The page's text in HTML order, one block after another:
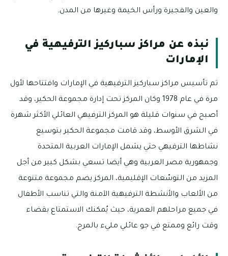
والعين والفجيرة ورأس الخيمة وغيرها من المدن.
نبذه عن مراكز سباركيز الترفيهية في
الإمارات
تم تأسيس مراكز سباركيز الترفيهية في الإمارات وافتتاحها لأول
مرة في عام 1978 وكان المركز تحت إدارة مجموعة الحكير، وقد
أصبح في سنوات قليلة هو المركز الترفيهي العائلي الأكثر شهرة
في الشرق الأوسط، وقد قامت مجموعة الحكير بتوسيع
نشاطها الترفيهي حتي يشمل الإمارات العربية المتحدة
وجمهورية مصر العربية وهي أيضا تسعي بشكل كبير من أجل
المزيد من التوسّعات الإقليمية، المركز يضم مجموعة متنوعة
من الألعاب والأنشطة الترفيهية الآمنة والتي تناسب الأطفال
في جميع مراحلهم العمرية، حيث يُمكنك الاستمتاع بقضاء
وقت رائع وممتع في جو عائلي مليء بالمرح.